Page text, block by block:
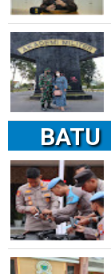
BATU